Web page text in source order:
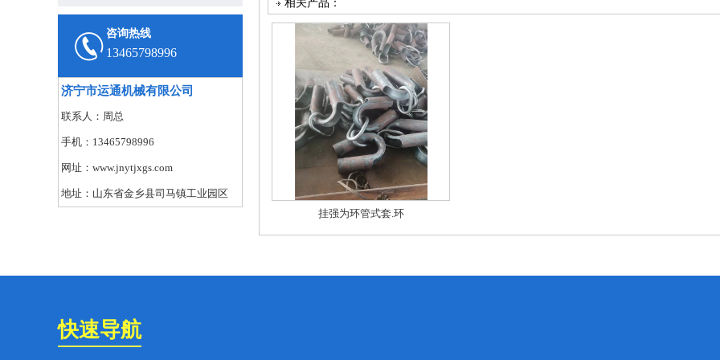
咨询热线
13465798996
济宁市运通机械有限公司
联系人：周总
手机：13465798996
网址：www.jnytjxgs.com
地址：山东省金乡县司马镇工业园区
相关产品：
挂强为环管式套.环
快速导航